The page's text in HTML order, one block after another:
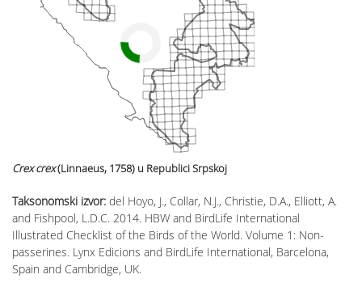
Taksonomski izvor: del Hoyo, J., Collar, N.J., Christie, D.A., Elliott, A.
and Fishpool, L.D.C. 2014. HBW and BirdLife International
Illustrated Checklist of the Birds of the World. Volume 1: Non-
passerines. Lynx Edicions and BirdLife International, Barcelona,
Spain and Cambridge, UK.
Crex crex(Linnaeus, 1758) u Republici Srpskoj